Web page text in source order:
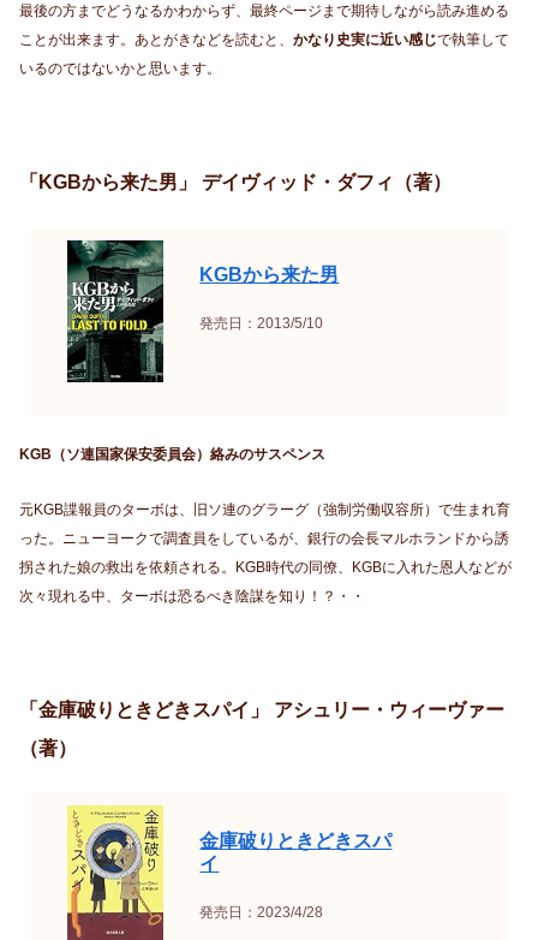
最後の方までどうなるかわからず、最終ページまで期待しながら読み進める
ことが出来ます。あとがきなどを読むと、 かなり史実に近い感じで執筆して
いるのではないかと思います。
「KGBから来た男」 デイヴィッド・ダフィ（著）
KGBから来た男
発売日：2013/5/10
KGB（ソ連国家保安委員会）絡みのサスペンス
元KGB諜報員のターボは、旧ソ連のグラーグ（強制労働収容所）で生まれ育
った。ニューヨークで調査員をしているが、銀行の会長マルホランドから誘
拐された娘の救出を依頼される。KGB時代の同僚、KGBに入れた恩人などが
次々現れる中、ターボは恐るべき陰謀を知り！？・・
「金庫破りときどきスパイ」 アシュリー・ウィーヴァー
（著）
金庫破りときどきスパ
イ
発売日：2023/4/28